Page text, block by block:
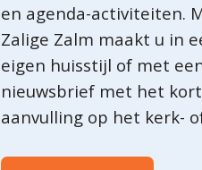
en agenda-activiteiten.
Zalige Zalm maakt u in
eigen huisstijl of met
nieuwsbrief met het
aanvulling op het kerk-